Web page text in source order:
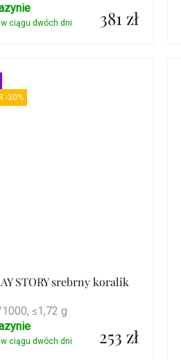
381 zł
-30%
STORY srebrny koralik
≤1,72 g
253 zł